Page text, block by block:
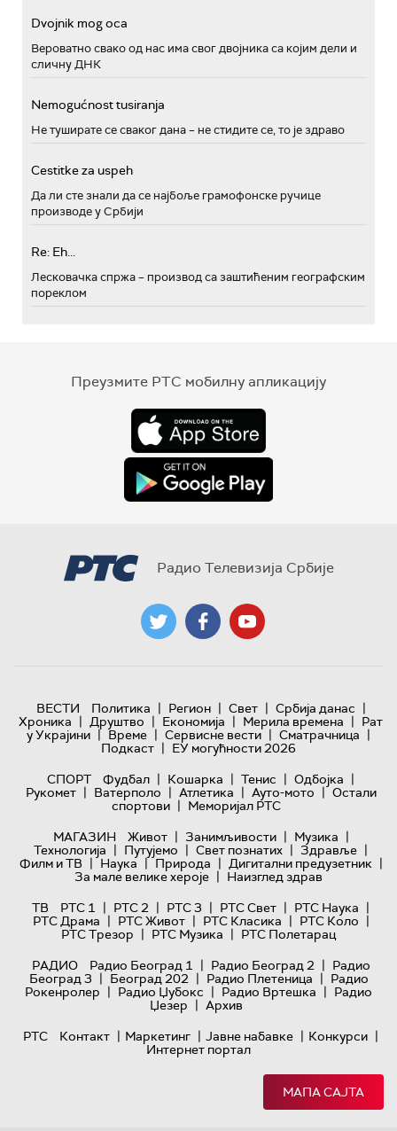
Dvojnik mog oca
Вероватно свако од нас има свог двојника са којим дели и
сличну ДНК
Nemogućnost tusiranja
Не туширате се сваког дана – не стидите се, то је здраво
Cestitke za uspeh
Да ли сте знали да се најбоље грамофонске ручице
производе у Србији
Re: Eh...
Лесковачка спржа – производ са заштићеним географским
пореклом
Преузмите РТС мобилну апликацију
Радио Телевизија Србије
ВЕСТИ Политика | Регион | Свет | Србија данас |
Хроника | Друштво | Економија | Мерила времена | Рат
у Украјини | Време | Сервисне вести | Сматрачница |
Подкаст | ЕУ могућности 2026
СПОРТ
Фудбал | Кошарка | Тенис | Одбојка |
Рукомет | Ватерполо | Атлетика | Ауто-мото | Остали
спортови | Меморијал РТС
МАГАЗИН
Живот | Занимљивости | Музика |
Технологијa | Путујемо | Свет познатих | Здравље |
Филм и ТВ | Наука | Природа | Дигитални предузетник |
За мале велике хероје | Наизглед здрав
ТВ
РТС 1 | РТС 2 | РТС 3 | РТС Свет | РТС Наука |
РТС Драма | РТС Живот | РТС Класика | РТС Коло |
РТС Трезор | РТС Музика | РТС Полетарац
РАДИО
Радио Београд 1 | Радио Београд 2 | Радио
Београд 3 | Београд 202 | Радио Плетеница | Радио
Рокенролер | Радио Џубокс | Радио Вртешка | Радио
Џезер | Архив
РТС
Контакт | Маркетинг | Јавне набавке | Конкурси |
Интернет портал
МАПА САЈТА